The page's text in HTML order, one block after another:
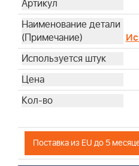
Поставка из EU до 5